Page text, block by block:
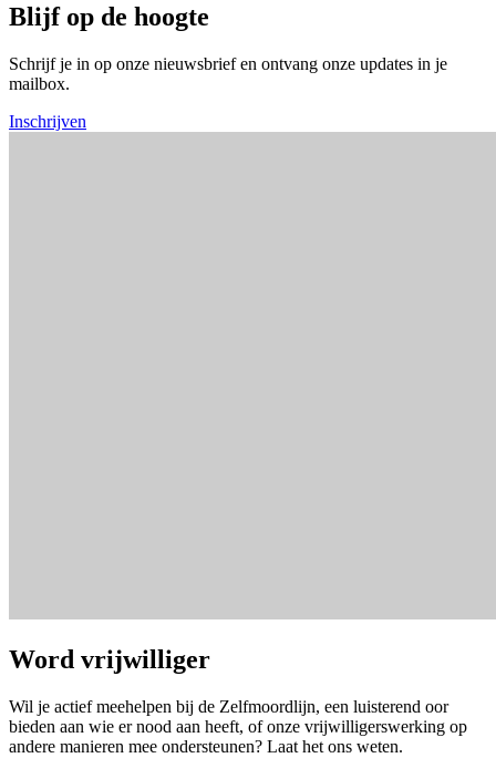
Blijf op de hoogte
Schrijf je in op onze nieuwsbrief en ontvang onze updates in je
mailbox.
Inschrijven
Word vrijwilliger
Wil je actief meehelpen bij de Zelfmoordlijn, een luisterend oor
bieden aan wie er nood aan heeft, of onze vrijwilligerswerking op
andere manieren mee ondersteunen? Laat het ons weten.